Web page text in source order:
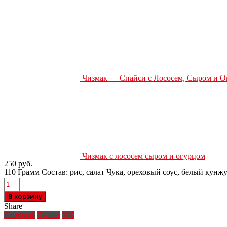
Чизмак — Спайси с Лососем, Сыром и
Чизмак с лососем сыром и огурцом
250 руб.
110 Грамм Состав: рис, салат Чука, ореховый соус, белый
В корзину
Share
Facebook Twitter VK